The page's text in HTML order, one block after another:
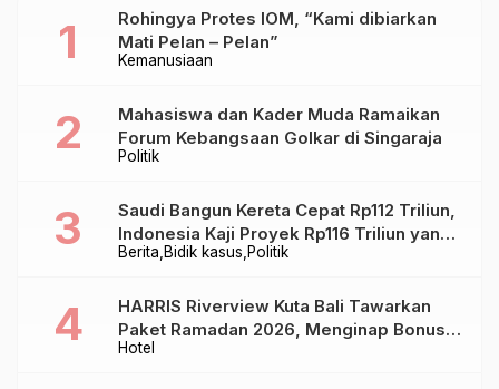
Kemanusiaan
Rohingya Protes IOM, “Kami dibiarkan
Mati Pelan – Pelan”
Politik
Mahasiswa dan Kader Muda Ramaikan
Forum Kebangsaan Golkar di Singaraja
Berita Bidik kasus Politik
Saudi Bangun Kereta Cepat Rp112 Triliun,
Indonesia Kaji Proyek Rp116 Triliun yang
Baru Sampai Bandung
Hotel
HARRIS Riverview Kuta Bali Tawarkan
Paket Ramadan 2026, Menginap Bonus
Takjil hingga Bukber Mulai Rp88.888